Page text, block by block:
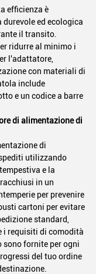
efficienza è
ed ecologica
il transito.
ridurre al minimo i
l'adattatore,
con materiali di
include
e un codice a barre
di alimentazione di
di
utilizzando
e la
in un
per prevenire
cartoni per evitare
standard,
i requisiti di comodità
fornite per ogni
del tuo ordine